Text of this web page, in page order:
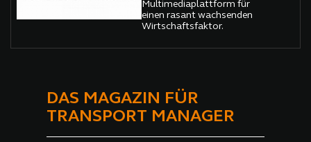
Multimediaplattform für
einen rasant wachsenden
Wirtschaftsfaktor.
DAS MAGAZIN FÜR
TRANSPORT MANAGER